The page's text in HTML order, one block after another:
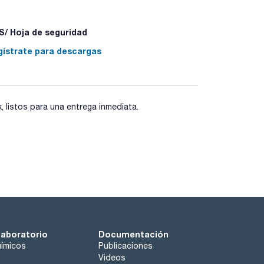
hidrocarburos, disolventes, fenoles, aminas,
Hoja de seguridad
para descargas
para una entrega inmediata.
Documentación
Publicaciones
Videos